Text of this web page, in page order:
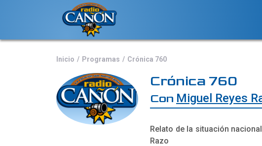
Inicio Programas Crónica 760
Crónica 760
Con Miguel Reyes
Relato de la situación
Razo